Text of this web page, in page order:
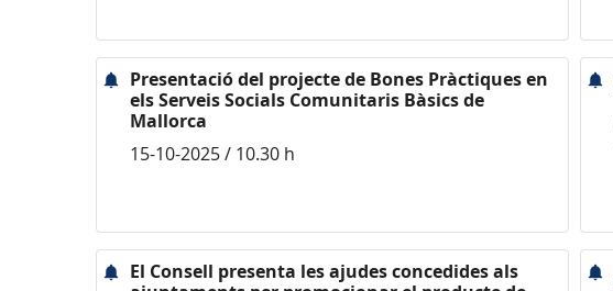
Presentació del projecte de Bones Pràctiques en
els Serveis Socials Comunitaris Bàsics de
Mallorca
15-10-2025 / 10.30 h
El Consell presenta les ajudes concedides als